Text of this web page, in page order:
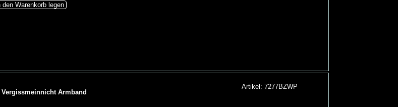
Warenkorb legen
Armband
Artikel: 7277BZWP